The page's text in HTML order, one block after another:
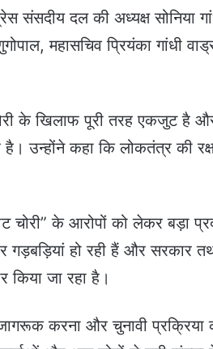
संसदीय दल की अध्यक्ष सोनिया
महासचिव प्रियंका गांधी
के खिलाफ पूरी तरह एकजुट है
उन्होंने कहा कि लोकतंत्र की
चोरी” के आरोपों को लेकर बड़ा
गड़बड़ियां हो रही हैं और सरकार
किया जा रहा है।
करना और चुनावी प्रक्रिया